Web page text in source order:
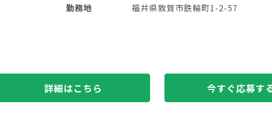
勤務地
福井県敦賀市鉄輪町1-2-57
詳細はこちら 今すぐ応募す